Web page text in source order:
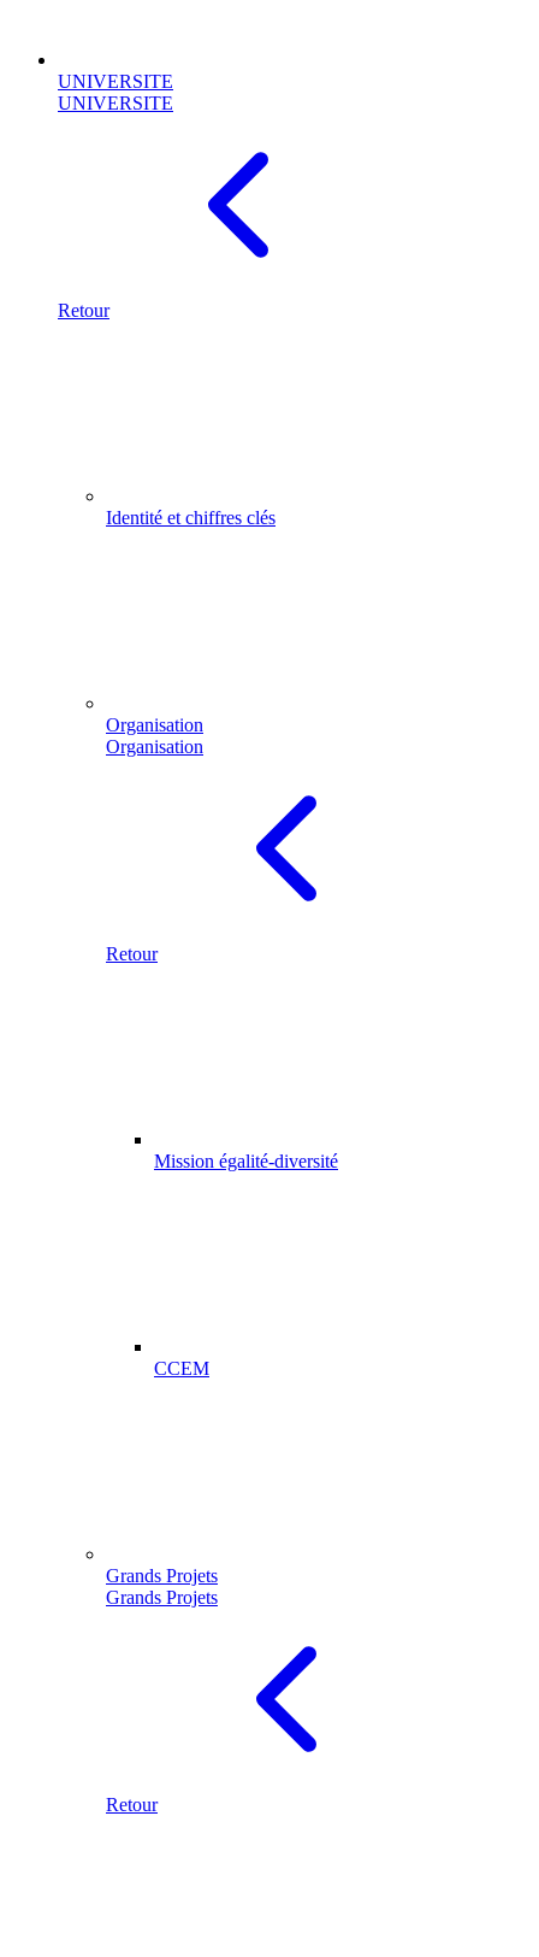
UNIVERSITE
UNIVERSITE
Retour
Identité et chiffres clés
Organisation
Organisation
Retour
Mission égalité-diversité
CCEM
Grands Projets
Grands Projets
Retour